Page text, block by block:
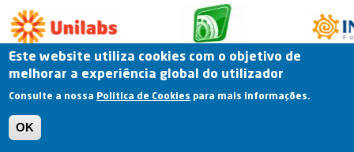
Previous
Fale Connosco Portal Online Arquivo
Termos e Condições | Política de Privacidade |
Este website utiliza cookies com o objetivo de
melhorar a experiência global do utilizador
Consulte a nossa Política de Cookies para mais informações.
OK